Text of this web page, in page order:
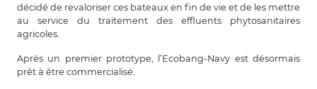
décidé de revaloriser ces bateaux en fin de vie et de les mettre
au service du traitement des effluents phytosanitaires
agricoles.
Après un premier prototype, l’Ecobang-Navy est désormais
prêt à être commercialisé.